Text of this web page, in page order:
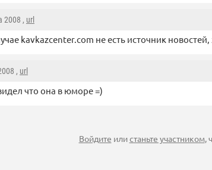
2008 , url
kavkazcenter.com не есть источник новостей,
, url
что она в юморе =)
Войдите илистаньте участником,